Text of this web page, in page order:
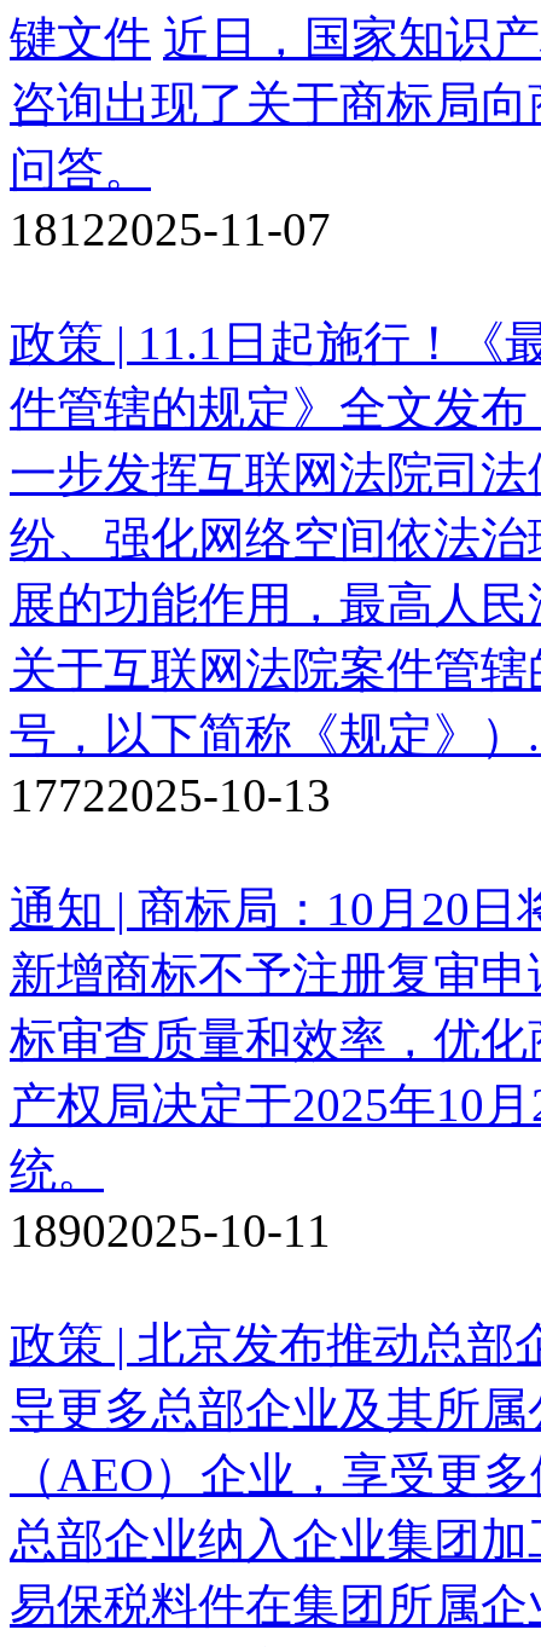
键文件 近日，国家知识
咨询出现了关于商标局
问答。
18122025-11-07
政策 | 11.1日起施行！《
件管辖的规定》全文发布
一步发挥互联网法院司
纷、强化网络空间依法
展的功能作用，最高人
关于互联网法院案件管
号，以下简称《规定》）
17722025-10-13
通知 | 商标局：10月20
新增商标不予注册复审
标审查质量和效率，优
产权局决定于2025年10
统。
18902025-10-11
政策 | 北京发布推动总部
导更多总部企业及其所
（AEO）企业，享受更
总部企业纳入企业集团
易保税料件在集团所属